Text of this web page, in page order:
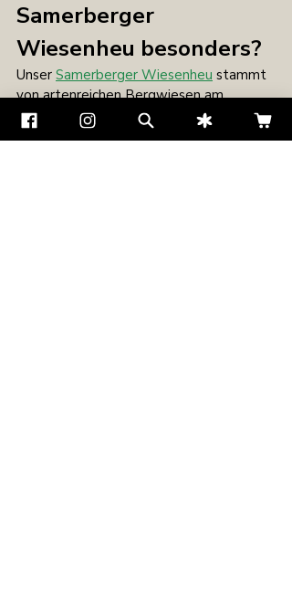
Samerberger
Wiesenheu besonders?
Unser Samerberger Wiesenheu stammt
von artenreichen Bergwiesen am
Samerberg. Dort wachsen verschiedene